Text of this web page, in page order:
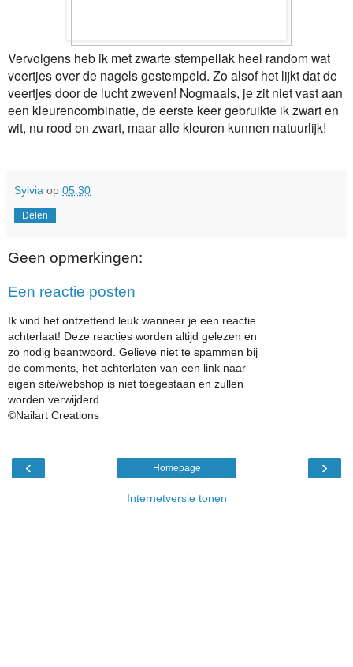
Vervolgens heb ik met zwarte stempellak heel random wat
veertjes over de nagels gestempeld. Zo alsof het lijkt dat de
veertjes door de lucht zweven! Nogmaals, je zit niet vast aan
een kleurencombinatie, de eerste keer gebruikte ik zwart en
wit, nu rood en zwart, maar alle kleuren kunnen natuurlijk!
Sylvia op 05:30
Delen
Geen opmerkingen:
Een reactie posten
Ik vind het ontzettend leuk wanneer je een reactie
achterlaat! Deze reacties worden altijd gelezen en
zo nodig beantwoord. Gelieve niet te spammen bij
de comments, het achterlaten van een link naar
eigen site/webshop is niet toegestaan en zullen
worden verwijderd.
©Nailart Creations
‹ ›
Homepage
Internetversie tonen